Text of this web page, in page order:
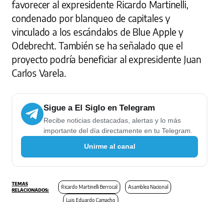
favorecer al expresidente Ricardo Martinelli,
condenado por blanqueo de capitales y
vinculado a los escándalos de Blue Apple y
Odebrecht. También se ha señalado que el
proyecto podría beneficiar al expresidente Juan
Carlos Varela.
Sigue a El Siglo en Telegram
Recibe noticias destacadas, alertas y lo más
importante del día directamente en tu Telegram.
Unirme al canal
Ricardo Martinelli Berrocal Asamblea Nacional
Luis Eduardo Camacho